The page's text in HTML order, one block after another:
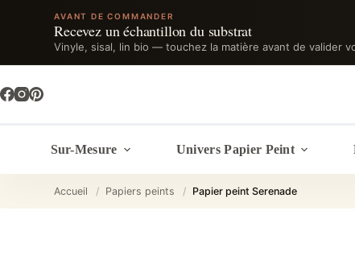
AVANT DE COMMANDER
Recevez un échantillon du substrat
Vinyle, sisal, lin bio — touchez la matière avant de valider
au
contenu
Sur-Mesure Univers Papier Peint
Accueil / Papiers peints / Papier peint Serenade